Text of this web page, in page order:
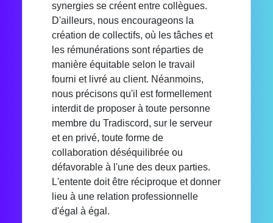
synergies se créent entre collègues.
D'ailleurs, nous encourageons la
création de collectifs, où les tâches et
les rémunérations sont réparties de
manière équitable selon le travail
fourni et livré au client. Néanmoins,
nous précisons qu'il est formellement
interdit de proposer à toute personne
membre du Tradiscord, sur le serveur
et en privé, toute forme de
collaboration déséquilibrée ou
défavorable à l'une des deux parties.
L'entente doit être réciproque et donner
lieu à une relation professionnelle
d'égal à égal.